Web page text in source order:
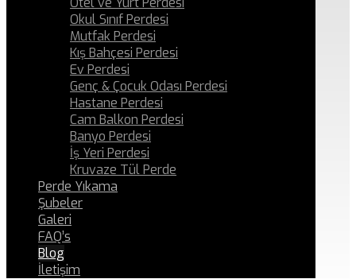
Okul Sınıf Perdesi
Mutfak Perdesi
Kış Bahçesi Perdesi
Ev Perdesi
Genç & Çocuk Odası Perdesi
Hastane Perdesi
Cam Balkon Perdesi
Banyo Perdesi
İş Yeri Perdesi
Kruvaze Tül Perde
Perde Yıkama
Şubeler
Galeri
FAQ’s
Blog
İletişim